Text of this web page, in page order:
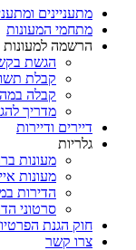
מתעניינים
מתחמי המעונות
הרשמה למעונות
הגשת
קבלת
קבלה
מדריך
דיירים ודיירות
גלריות
מעונות
מעונות
הדירות
סרטוני
חוק הגנת
צרו קשר